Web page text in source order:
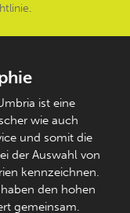
.
ist eine
wie auch
und somit die
der Auswahl von
kennzeichnen.
den hohen
gemeinsam.